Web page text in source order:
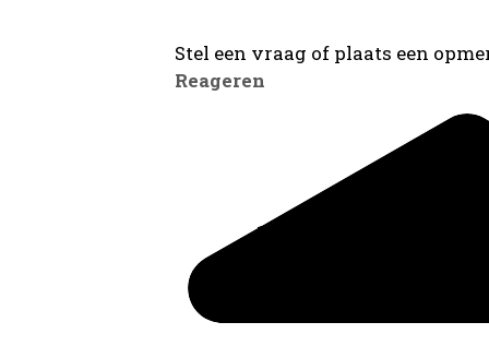
Stel een vraag of plaats een
Reageren